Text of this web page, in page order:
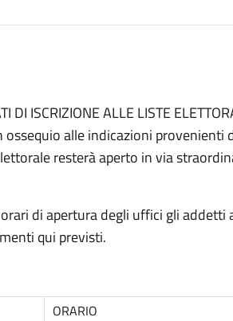
ISCRIZIONE ALLE LISTE
ossequio alle indicazioni provenienti
resterà aperto in via
di apertura degli uffici gli addetti
qui previsti.
ORARIO